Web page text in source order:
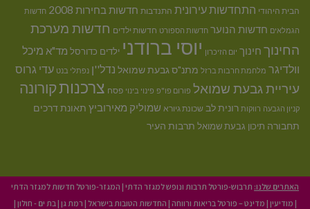
הבית היהודי התחדשות עירונית התנדבות חדשות בחירות 2008 חדשות
הגמלאים חדשות הנוער חדשות הספורט חדשות ילדים חדשות מערכת
החינוך חינוך יום הזיכרון יוסי ברודני ילדים כדורסל מד"א מיכל
וולדיגר מלחמת חרבות ברזל מתנ"ס גבעת שמואל נדל''ן נפתלי בנט עדי גרוס
עיריית גבעת שמואל פורום פו"פ פינוי בינוי פסח צרכנותקורונה
קניון הגבעה רווקות רונית לב שכונת גיורא שמוליק מאירוביץ תאונת דרכים
תחבורה תיכון גבעת שמואל תרבות העיר
האתרים שלנו: תרבוש-פורטל תרבות ונופש למגזר הדתי | המגזר-פורטל חדשות למגזר הדתי
| מודיעין | מדינט – פורטל בריאות ורווחה | החדשות הטובות בישראל | רמת גן | בת ים - חולון |